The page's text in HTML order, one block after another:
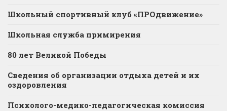
Школьный спортивный клуб «ПРОдвижение»
Школьная служба примирения
80 лет Великой Победы
Сведения об организации отдыха детей и их
оздоровления
Психолого-медико-педагогическая комиссия